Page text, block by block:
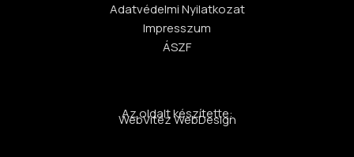
Adatvédelmi Nyilatkozat
Impresszum
ÁSZF
Az oldalt készítette:
WebVitéz WebDesign